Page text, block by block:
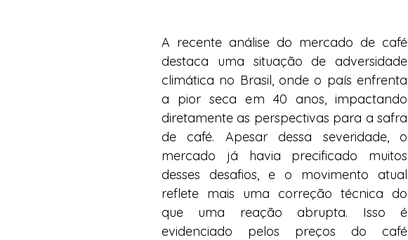
A recente análise do mercado de café
destaca uma situação de adversidade
climática no Brasil, onde o país enfrenta
a pior seca em 40 anos, impactando
diretamente as perspectivas para a safra
de café. Apesar dessa severidade, o
mercado já havia precificado muitos
desses desafios, e o movimento atual
reflete mais uma correção técnica do
que uma reação abrupta. Isso é
evidenciado pelos preços do café